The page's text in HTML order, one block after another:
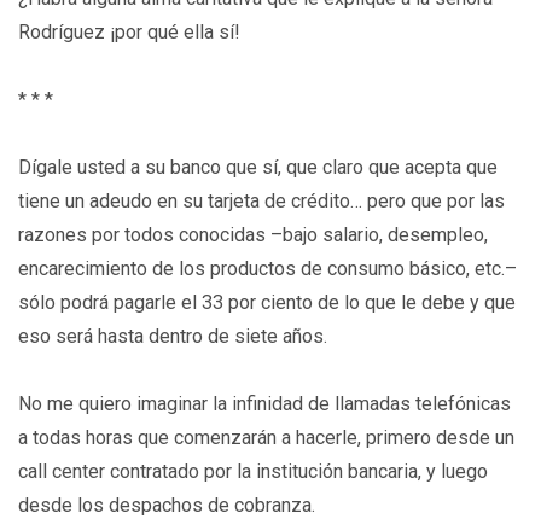
Rodríguez ¡por qué ella sí!
* * *
Dígale usted a su banco que sí, que claro que acepta que
tiene un adeudo en su tarjeta de crédito… pero que por las
razones por todos conocidas –bajo salario, desempleo,
encarecimiento de los productos de consumo básico, etc.–
sólo podrá pagarle el 33 por ciento de lo que le debe y que
eso será hasta dentro de siete años.
No me quiero imaginar la infinidad de llamadas telefónicas
a todas horas que comenzarán a hacerle, primero desde un
call center contratado por la institución bancaria, y luego
desde los despachos de cobranza.